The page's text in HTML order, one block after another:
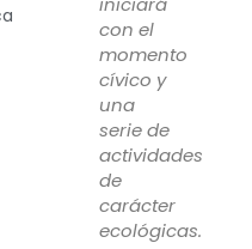
con el
momento
cívico y
una
serie de
actividades
de
carácter
ecológicas.